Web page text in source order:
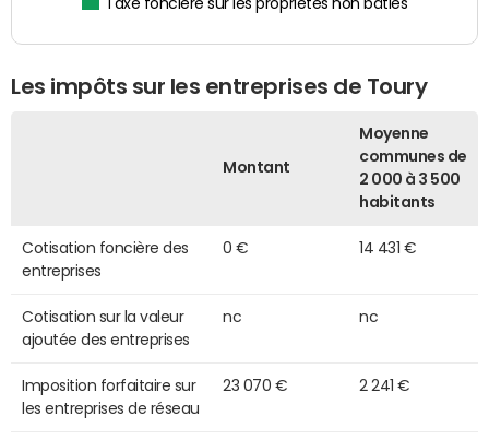
Taxe foncière sur les propriétés non bâties
Les impôts sur les entreprises de Toury
Montant
Moyenne
communes de
2 000 à 3 500
habitants
Cotisation foncière des
entreprises
0 € 14 431 €
Cotisation sur la valeur
ajoutée des entreprises
nc nc
Imposition forfaitaire sur
les entreprises de réseau
23 070 € 2 241 €